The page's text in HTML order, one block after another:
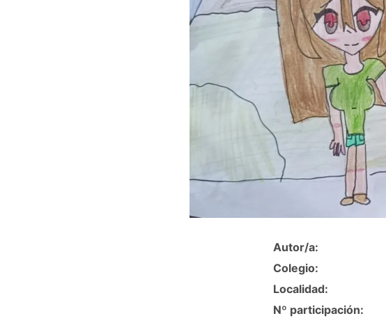
Autor/a:
Colegio:
Localidad:
Nº participación: